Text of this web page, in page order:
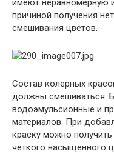
имеют неравномерную
причиной получения
смешивания цветов.
Состав колерных
должны смешиваться.
водоэмульсионные и
материалов. При
краску можно
четкого насыщенного